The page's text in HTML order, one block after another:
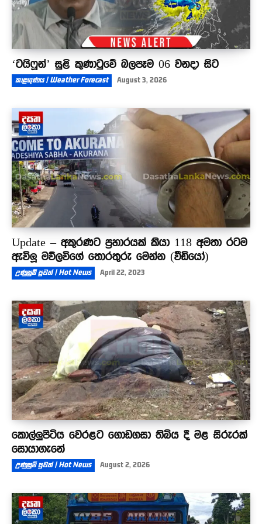
‘ටයිෆූන්’ සුළි කුණාටුවේ බලපෑම 06 වනදා සිට
කාළගුණය | Weather Forecast August 3, 2026
Update – අකුරණට ප්‍රහාරයක් කියා 118 අමතා රටම
ඇවිලූ මව්ලවිගේ තොරතුරු මෙන්න (වීඩියෝ)
උණුසුම් පුවත් | Hot News April 22, 2023
කොල්ලුපිටිය වෙරළට ගොඩගසා තිබිය දී මළ සිරුරක්
සොයාගැනේ
උණුසුම් පුවත් | Hot News August 2, 2026